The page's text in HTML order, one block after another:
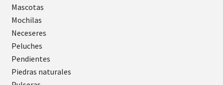
Mascotas
Mochilas
Neceseres
Peluches
Pendientes
Piedras naturales